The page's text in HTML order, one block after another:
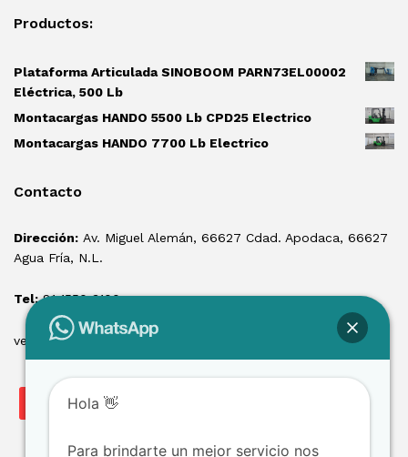
Productos:
Plataforma Articulada SINOBOOM PARN73EL00002
Eléctrica, 500 Lb
Montacargas HANDO 5500 Lb CPD25 Electrico
Montacargas HANDO 7700 Lb Electrico
Contacto
Dirección: Av. Miguel Alemán, 66627 Cdad. Apodaca, 66627
Agua Fría, N.L.
Tel:81 1550 3100
ventas@losmontacargas.mx
Hola 👋
Para brindarte un mejor servicio nos